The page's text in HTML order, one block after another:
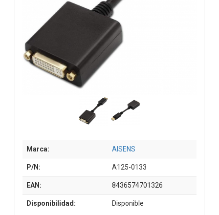
Marca: AISENS
P/N: A125-0133
EAN: 8436574701326
Disponibilidad: Disponible